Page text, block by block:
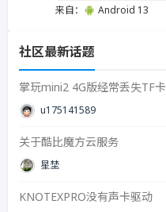
来自： Android 13
社区最新话题
掌玩mini2 4G版经常丢失TF卡
u17514158939287
关于酷比魔方云服务
星埜
KNOTEXPRO没有声卡驱动